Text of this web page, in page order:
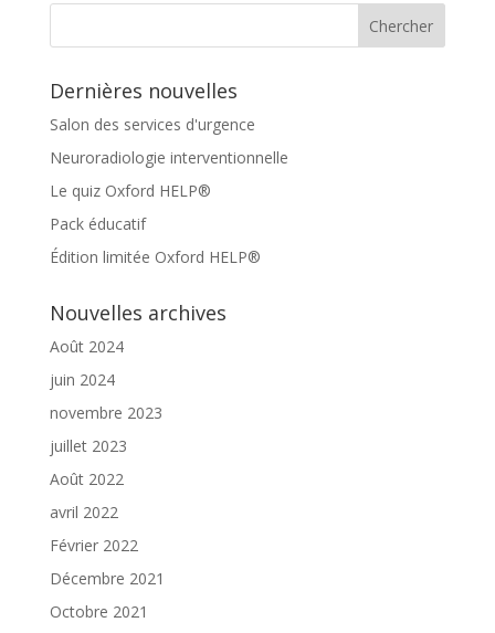
Dernières nouvelles
Salon des services d'urgence
Neuroradiologie interventionnelle
Le quiz Oxford HELP®
Pack éducatif
Édition limitée Oxford HELP®
Nouvelles archives
Août 2024
juin 2024
novembre 2023
juillet 2023
Août 2022
avril 2022
Février 2022
Décembre 2021
Octobre 2021